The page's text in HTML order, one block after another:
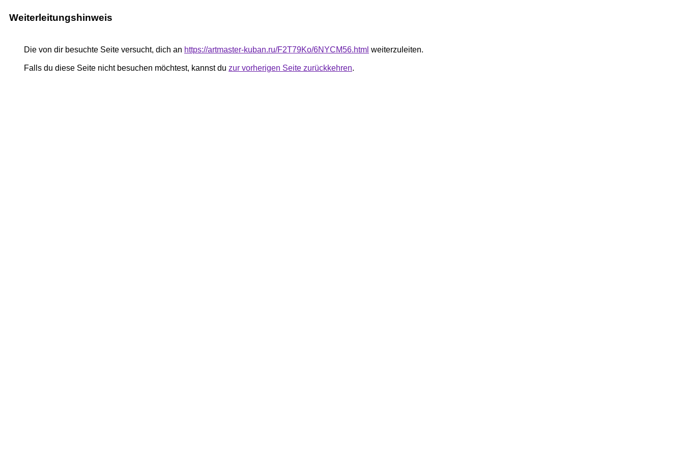
Weiterleitungshinweis
Die von dir besuchte Seite versucht, dich an https://artmaster-kuban.ru/F2T79Ko/6NYCM56.html weiterzuleiten.
Falls du diese Seite nicht besuchen möchtest, kannst du zur vorherigen Seite zurückkehren.